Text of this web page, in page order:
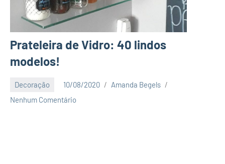
Prateleira de Vidro: 40 lindos
modelos!
Decoração 10/08/2020
Amanda Begels
Nenhum Comentário